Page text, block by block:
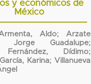
y económicos de
México
Aldo;Arzate
Jorge Guadalupe;
Fernández, Dídimo;
Karina; Villanueva